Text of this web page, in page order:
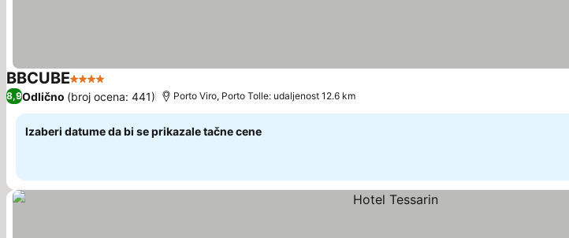
BBCUBE4 ZvezdicePogledaj cene
8,9Odlično (broj ocena: 441) Porto Viro, Porto Tolle: udaljenost 12.6 km
Izaberi datume da bi se prikazale tačne cene